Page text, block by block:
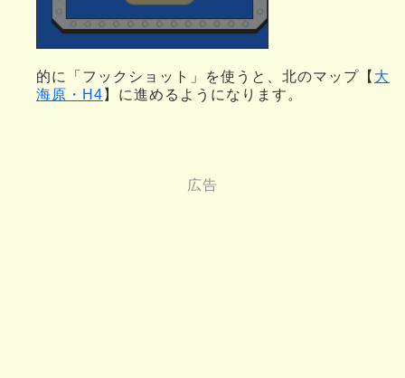
的に「フックショット」を使うと、北のマップ【 大
海原・H4 】に進めるようになります。